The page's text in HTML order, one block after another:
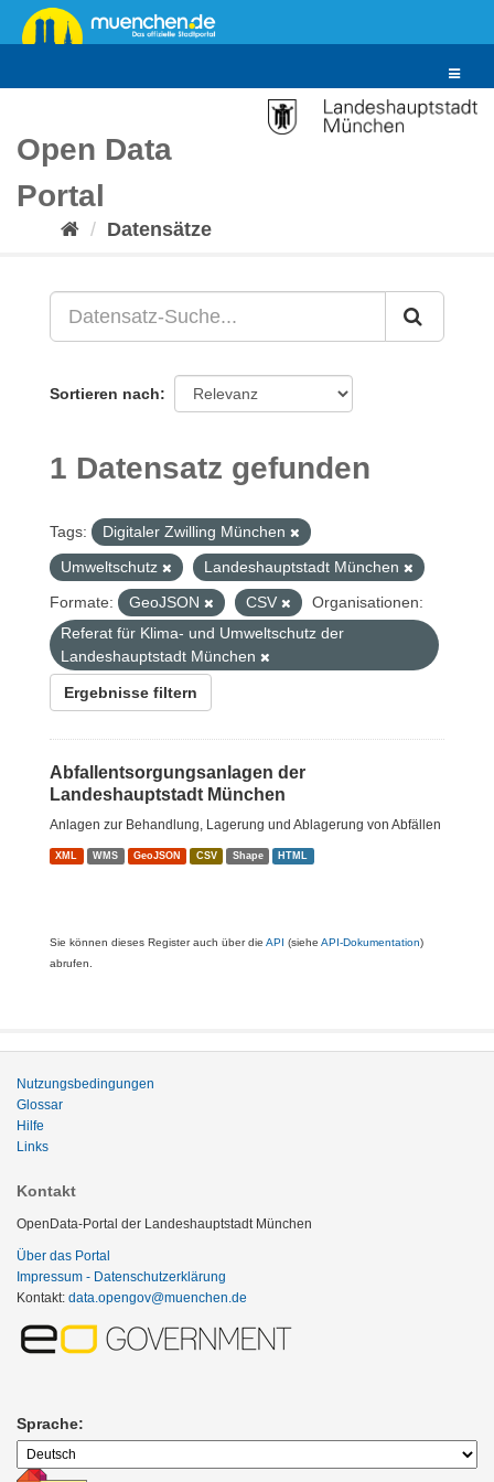
Überspringen
zum
Toggle
Open Data
Portal
Datensätze
Sortieren nach
1 Datensatz gefunden
Tags:
Digitaler Zwilling München
Umweltschutz
Landeshauptstadt München
Formate:
GeoJSON CSV
Organisationen:
Referat für Klima- und Umweltschutz der
Landeshauptstadt München
Ergebnisse filtern
Abfallentsorgungsanlagen der
Landeshauptstadt München
Anlagen zur Behandlung, Lagerung und Ablagerung von Abfällen
XML WMS GeoJSON CSV Shape HTML
Sie können dieses Register auch über die API (siehe API-Dokumentation)
abrufen.
Nutzungsbedingungen
Glossar
Hilfe
Links
Kontakt
OpenData-Portal der Landeshauptstadt München
Über das Portal
Impressum - Datenschutzerklärung
Kontakt: data.opengov@muenchen.de
Sprache